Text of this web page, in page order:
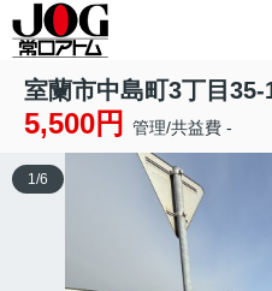
室蘭市中島町3丁目35-
5,500円 管理/共益費 -
1/6